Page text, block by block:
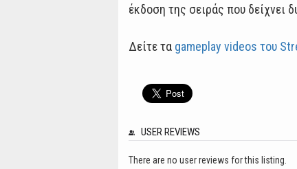
έκδοση της σειράς που δείχνει
Δείτε τα gameplay videos του
USER REVIEWS
There are no user reviews for this listing.